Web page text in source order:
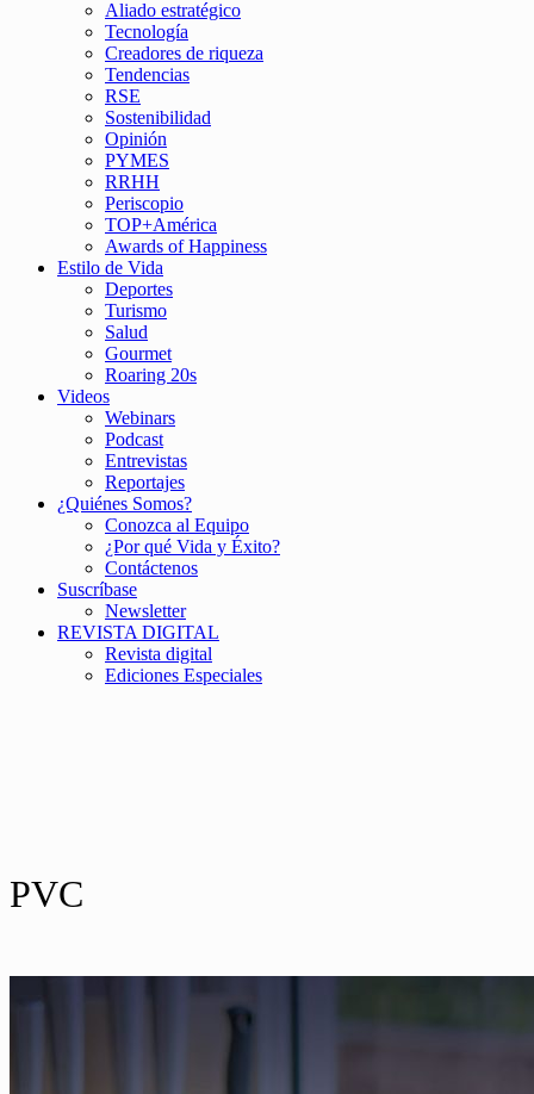
Aliado estratégico
Tecnología
Creadores de riqueza
Tendencias
RSE
Sostenibilidad
Opinión
PYMES
RRHH
Periscopio
TOP+América
Awards of Happiness
Estilo de Vida
Deportes
Turismo
Salud
Gourmet
Roaring 20s
Videos
Webinars
Podcast
Entrevistas
Reportajes
¿Quiénes Somos?
Conozca al Equipo
¿Por qué Vida y Éxito?
Contáctenos
Suscríbase
Newsletter
REVISTA DIGITAL
Revista digital
Ediciones Especiales
PVC